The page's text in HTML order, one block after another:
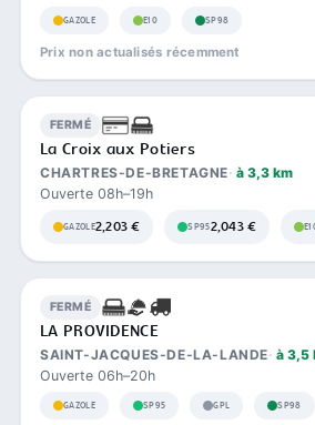
GAZOLE E10 SP98
Prix non actualisés récemment
FERMÉ
La Croix aux Potiers
CHARTRES-DE-BRETAGNE à 3,3 km
Ouverte 08h–19h
GAZOLE2,203 € SP952,043 €
FERMÉ
LA PROVIDENCE
SAINT-JACQUES-DE-LA-LANDE à 3,5
Ouverte 06h–20h
GAZOLE SP95 GPL SP98